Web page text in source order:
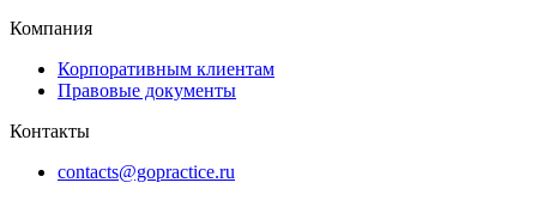
Компания
Корпоративным клиентам
Правовые документы
Контакты
contacts@gopractice.ru